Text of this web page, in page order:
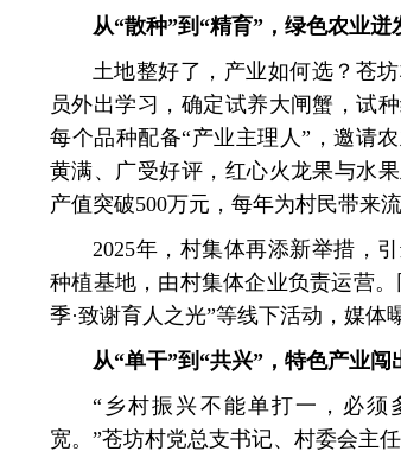
从“散种”到“精育”，绿色农业迸
土地整好了，产业如何选？苍
员外出学习，确定试养大闸蟹，试
每个品种配备“产业主理人”，邀请
黄满、广受好评，红心火龙果与水
产值突破500万元，每年为村民带来
2025年，村集体再添新举措，
种植基地，由村集体企业负责运营
季·致谢育人之光”等线下活动，媒体
从“单干”到“共兴”，特色产业闯
“乡村振兴不能单打一，必须
宽。”苍坊村党总支书记、村委会主任